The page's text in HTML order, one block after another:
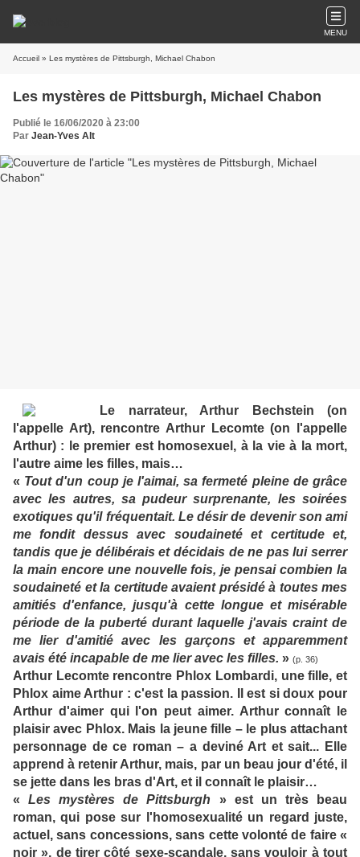
MENU
Accueil » Les mystères de Pittsburgh, Michael Chabon
Les mystères de Pittsburgh, Michael Chabon
Publié le 16/06/2020 à 23:00
Par Jean-Yves Alt
Le narrateur, Arthur Bechstein (on
l'appelle Art), rencontre Arthur Lecomte (on l'appelle
Arthur) : le premier est homosexuel, à la vie à la mort,
l'autre aime les filles, mais…
« Tout d'un coup je l'aimai, sa fermeté pleine de grâce
avec les autres, sa pudeur surprenante, les soirées
exotiques qu'il fréquentait. Le désir de devenir son ami
me fondit dessus avec soudaineté et certitude et,
tandis que je délibérais et décidais de ne pas lui serrer
la main encore une nouvelle fois, je pensai combien la
soudaineté et la certitude avaient présidé à toutes mes
amitiés d'enfance, jusqu'à cette longue et misérable
période de la puberté durant laquelle j'avais craint de
me lier d'amitié avec les garçons et apparemment
avais été incapable de me lier avec les filles. » (p. 36)
Arthur Lecomte rencontre Phlox Lombardi, une fille, et
Phlox aime Arthur : c'est la passion. Il est si doux pour
Arthur d'aimer qui l'on peut aimer. Arthur connaît le
plaisir avec Phlox. Mais la jeune fille – le plus attachant
personnage de ce roman – a deviné Art et sait... Elle
apprend à retenir Arthur, mais, par un beau jour d'été, il
se jette dans les bras d'Art, et il connaît le plaisir…
«Les mystères de Pittsburgh » est un très beau
roman, qui pose sur l'homosexualité un regard juste,
actuel, sans concessions, sans cette volonté de faire «
noir », de tirer côté sexe-scandale, sans vouloir à tout